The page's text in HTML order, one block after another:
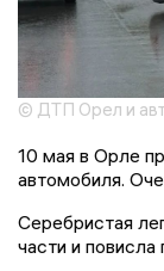
© ДТП Орел и
10 мая в Орле
автомобиля.
Серебристая
части и